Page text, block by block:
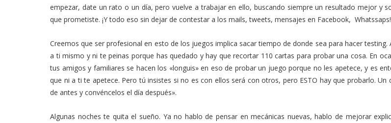
empezar, date un rato o un día, pero vuelve a trabajar en ello, buscando siempre un resultado mejor y
que prometiste. ¡Y todo eso sin dejar de contestar a los mails, tweets, mensajes en Facebook, Whatssaps!
Creemos que ser profesional en esto de los juegos implica sacar tiempo de donde sea para hacer testing.
a ti mismo y ni te peinas porque has quedado y hay que recortar 110 cartas para probar una cosa. En
tus amigos y familiares se hacen los «longuis» en eso de probar un juego porque no les apetece, y es
que ni a ti te apetece. Pero tú insistes si no es con ellos será con otros, pero ESTO hay que probarlo. Un
de antes y convéncelos el día después».
Algunas noches te quita el sueño. Ya no hablo de pensar en mecánicas nuevas, hablo de mejorar